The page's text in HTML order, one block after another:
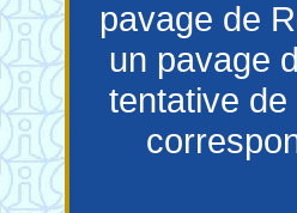
pavage de
un pavage
tentative